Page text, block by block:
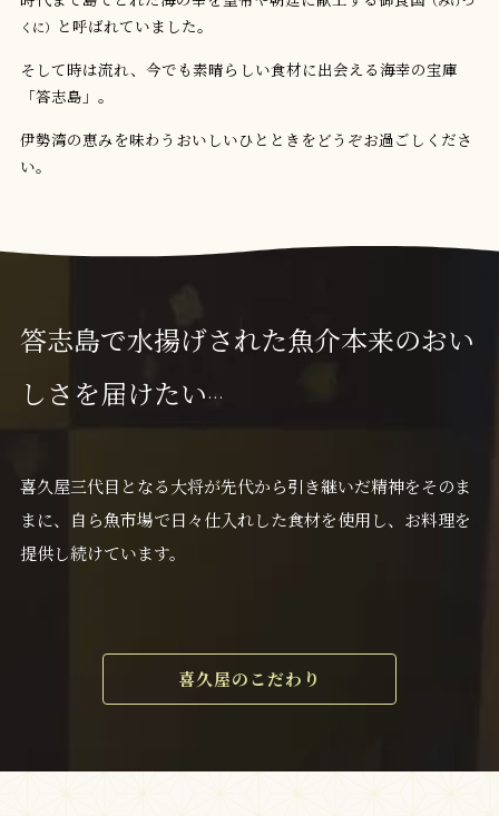
くに）
と呼ばれていました。
そして時は流れ、今でも素晴らしい食材に出会える海幸の宝庫
「答志島」。
伊勢湾の恵みを味わうおいしいひとときをどうぞお過ごしくださ
い。
答志島で水揚げされた魚介本来のおい
しさを届けたい…
喜久屋三代目となる大将が先代から引き継いだ精神をそのま
まに、自ら魚市場で日々仕入れした食材を使用し、お料理を
提供し続けています。
喜久屋のこだわり